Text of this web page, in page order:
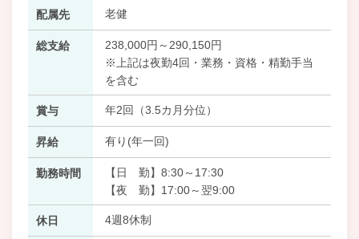
配属先 老健
総支給
238,000円～290,150円
※上記は夜勤4回・業務・資格・精勤手当
を含む
賞与 年2回（3.5カ月分位）
昇給 有り(年一回)
勤務時間
【日 勤】8:30～17:30
【夜 勤】17:00～翌9:00
休日 4週8休制